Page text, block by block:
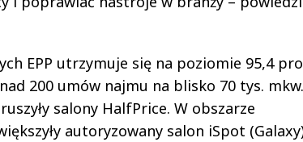
EPP utrzymuje się na poziomie 95,4
200 umów najmu na blisko 70 tys. mkw.
salony HalfPrice. W obszarze
autoryzowany salon iSpot